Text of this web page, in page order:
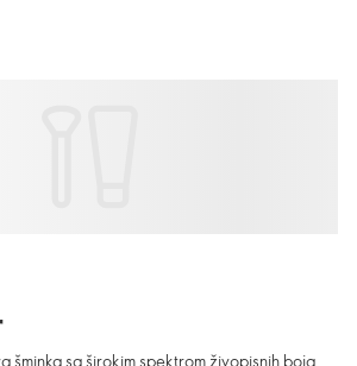
šminka sa širokim spektrom živopisnih boja